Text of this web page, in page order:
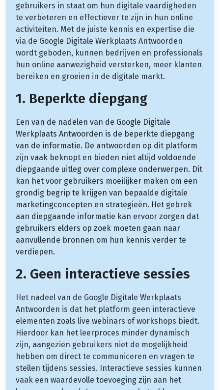
gebruikers in staat om hun digitale vaardigheden
te verbeteren en effectiever te zijn in hun online
activiteiten. Met de juiste kennis en expertise die
via de Google Digitale Werkplaats Antwoorden
wordt geboden, kunnen bedrijven en professionals
hun online aanwezigheid versterken, meer klanten
bereiken en groeien in de digitale markt.
1. Beperkte diepgang
Een van de nadelen van de Google Digitale
Werkplaats Antwoorden is de beperkte diepgang
van de informatie. De antwoorden op dit platform
zijn vaak beknopt en bieden niet altijd voldoende
diepgaande uitleg over complexe onderwerpen. Dit
kan het voor gebruikers moeilijker maken om een
grondig begrip te krijgen van bepaalde digitale
marketingconcepten en strategieën. Het gebrek
aan diepgaande informatie kan ervoor zorgen dat
gebruikers elders op zoek moeten gaan naar
aanvullende bronnen om hun kennis verder te
verdiepen.
2. Geen interactieve sessies
Het nadeel van de Google Digitale Werkplaats
Antwoorden is dat het platform geen interactieve
elementen zoals live webinars of workshops biedt.
Hierdoor kan het leerproces minder dynamisch
zijn, aangezien gebruikers niet de mogelijkheid
hebben om direct te communiceren en vragen te
stellen tijdens sessies. Interactieve sessies kunnen
vaak een waardevolle toevoeging zijn aan het